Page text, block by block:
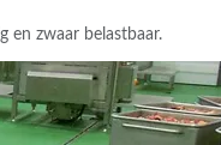
en zwaar belastbaar.